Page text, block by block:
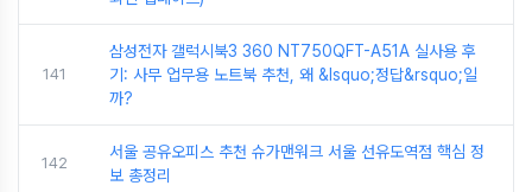
141
삼성전자 갤럭시북3 360 NT750QFT-A51A 실사용 후
기: 사무 업무용 노트북 추천, 왜 &lsquo;정답&rsquo;일
까?
142
서울 공유오피스 추천 슈가맨워크 서울 선유도역점 핵심 정
보 총정리